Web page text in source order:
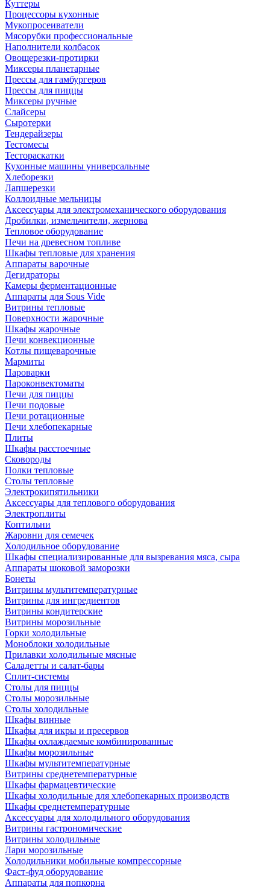
Куттеры
Процессоры кухонные
Мукопросеиватели
Мясорубки профессиональные
Наполнители колбасок
Овощерезки-протирки
Миксеры планетарные
Прессы для гамбургеров
Прессы для пиццы
Миксеры ручные
Слайсеры
Сыротерки
Тендерайзеры
Тестомесы
Тестораскатки
Кухонные машины универсальные
Хлеборезки
Лапшерезки
Коллоидные мельницы
Аксессуары для электромеханического оборудования
Дробилки, измельчители, жернова
Тепловое оборудование
Печи на древесном топливе
Шкафы тепловые для хранения
Аппараты варочные
Дегидраторы
Камеры ферментационные
Аппараты для Sous Vide
Витрины тепловые
Поверхности жарочные
Шкафы жарочные
Печи конвекционные
Котлы пищеварочные
Мармиты
Пароварки
Пароконвектоматы
Печи для пиццы
Печи подовые
Печи ротационные
Печи хлебопекарные
Плиты
Шкафы расстоечные
Сковороды
Полки тепловые
Столы тепловые
Электрокипятильники
Аксессуары для теплового оборудования
Электроплиты
Коптильни
Жаровни для семечек
Холодильное оборудование
Шкафы специализированные для вызревания мяса, сыра
Аппараты шоковой заморозки
Бонеты
Витрины мультитемпературные
Витрины для ингредиентов
Витрины кондитерские
Витрины морозильные
Горки холодильные
Моноблоки холодильные
Прилавки холодильные мясные
Саладетты и салат-бары
Сплит-системы
Столы для пиццы
Столы морозильные
Столы холодильные
Шкафы винные
Шкафы для икры и пресервов
Шкафы охлаждаемые комбинированные
Шкафы морозильные
Шкафы мультитемпературные
Витрины среднетемпературные
Шкафы фармацевтические
Шкафы холодильные для хлебопекарных производств
Шкафы среднетемпературные
Аксессуары для холодильного оборудования
Витрины гастрономические
Витрины холодильные
Лари морозильные
Холодильники мобильные компрессорные
Фаст-фуд оборудование
Аппараты для попкорна